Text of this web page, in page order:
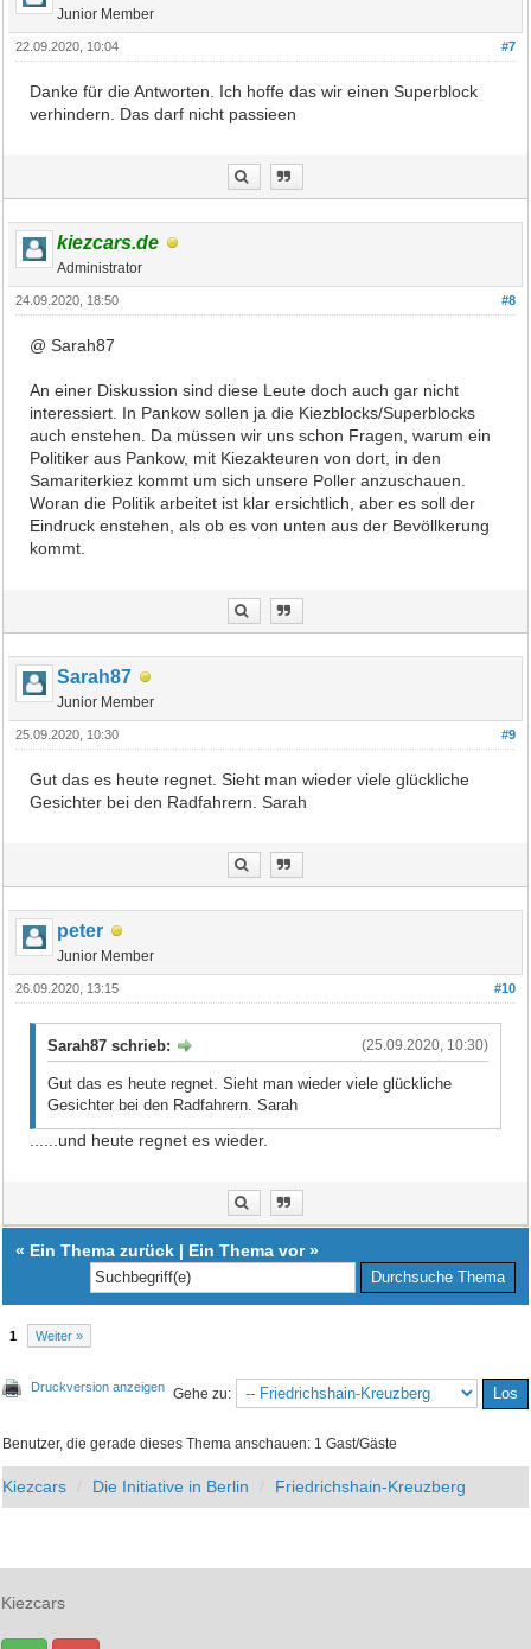
Junior Member
#7
22.09.2020, 10:04
Danke für die Antworten. Ich hoffe das wir einen Superblock
verhindern. Das darf nicht passieen
kiezcars.de
Administrator
#8
24.09.2020, 18:50
@ Sarah87
An einer Diskussion sind diese Leute doch auch gar nicht
interessiert. In Pankow sollen ja die Kiezblocks/Superblocks
auch enstehen. Da müssen wir uns schon Fragen, warum ein
Politiker aus Pankow, mit Kiezakteuren von dort, in den
Samariterkiez kommt um sich unsere Poller anzuschauen.
Woran die Politik arbeitet ist klar ersichtlich, aber es soll der
Eindruck enstehen, als ob es von unten aus der Bevöllkerung
kommt.
Sarah87
Junior Member
#9
25.09.2020, 10:30
Gut das es heute regnet. Sieht man wieder viele glückliche
Gesichter bei den Radfahrern. Sarah
peter
Junior Member
#10
26.09.2020, 13:15
(25.09.2020, 10:30)
Sarah87 schrieb:
Gut das es heute regnet. Sieht man wieder viele glückliche
Gesichter bei den Radfahrern. Sarah
......und heute regnet es wieder.
« Ein Thema zurück | Ein Thema vor»
1 Weiter »
Druckversion anzeigen Gehe zu:
Benutzer, die gerade dieses Thema anschauen: 1 Gast/Gäste
Kiezcars Die Initiative in Berlin Friedrichshain-Kreuzberg
Kiezcars